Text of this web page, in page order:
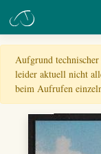
Aufgrund
leider aktuell nicht
beim Aufrufen